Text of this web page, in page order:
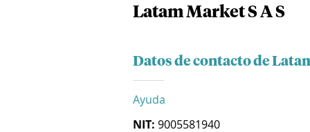
Latam Market S A S
Datos de contacto de
Ayuda
NIT: 9005581940